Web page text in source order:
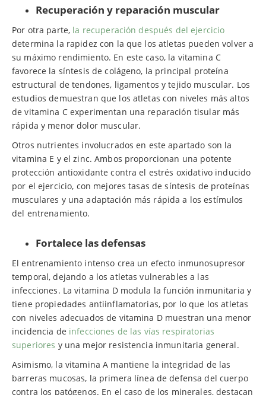
Recuperación y reparación muscular
Por otra parte, la recuperación después del ejercicio
determina la rapidez con la que los atletas pueden volver a
su máximo rendimiento. En este caso, la vitamina C
favorece la síntesis de colágeno, la principal proteína
estructural de tendones, ligamentos y tejido muscular. Los
estudios demuestran que los atletas con niveles más altos
de vitamina C experimentan una reparación tisular más
rápida y menor dolor muscular.
Otros nutrientes involucrados en este apartado son la
vitamina E y el zinc. Ambos proporcionan una potente
protección antioxidante contra el estrés oxidativo inducido
por el ejercicio, con mejores tasas de síntesis de proteínas
musculares y una adaptación más rápida a los estímulos
del entrenamiento.
Fortalece las defensas
El entrenamiento intenso crea un efecto inmunosupresor
temporal, dejando a los atletas vulnerables a las
infecciones. La vitamina D modula la función inmunitaria y
tiene propiedades antiinflamatorias, por lo que los atletas
con niveles adecuados de vitamina D muestran una menor
incidencia de infecciones de las vías respiratorias
superiores y una mejor resistencia inmunitaria general.
Asimismo, la vitamina A mantiene la integridad de las
barreras mucosas, la primera línea de defensa del cuerpo
contra los patógenos. En el caso de los minerales, destacan